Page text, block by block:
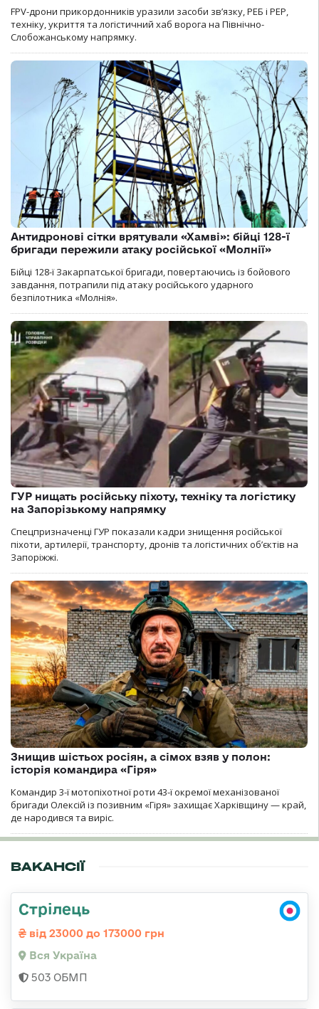
FPV-дрони прикордонників уразили засоби зв’язку, РЕБ і РЕР,
техніку, укриття та логістичний хаб ворога на Північно-
Слобожанському напрямку.
Антидронові сітки врятували «Хамві»: бійці 128-ї
бригади пережили атаку російської «Молнії»
Бійці 128-ї Закарпатської бригади, повертаючись із бойового
завдання, потрапили під атаку російського ударного
безпілотника «Молнія».
ГУР нищать російську піхоту, техніку та логістику
на Запорізькому напрямку
Спецпризначенці ГУР показали кадри знищення російської
піхоти, артилерії, транспорту, дронів та логістичних об’єктів на
Запоріжжі.
Знищив шістьох росіян, а сімох взяв у полон:
історія командира «Гіря»
Командир 3-ї мотопіхотної роти 43-ї окремої механізованої
бригади Олексій із позивним «Гіря» захищає Харківщину — край,
де народився та виріс.
ВАКАНСІЇ
Стрілець
від 23000 до 173000 грн
Вся Україна
503 ОБМП